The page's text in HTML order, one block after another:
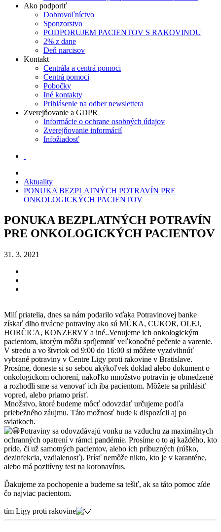
Ako podporiť
Dobrovoľníctvo
Sponzorstvo
PODPORUJEM PACIENTOV S RAKOVINOU
2% z dane
Deň narcisov
Kontakt
Centrála a centrá pomoci
Centrá pomoci
Pobočky
Iné kontakty
Prihlásenie na odber newslettera
Zverejňovanie a GDPR
Informácie o ochrane osobných údajov
Zverejňovanie informácií
Infožiadosť
Aktuality
PONUKA BEZPLATNÝCH POTRAVÍN PRE
ONKOLOGICKÝCH PACIENTOV
PONUKA BEZPLATNÝCH POTRAVÍN
PRE ONKOLOGICKÝCH PACIENTOV
31. 3. 2021
Milí priatelia, dnes sa nám podarilo vďaka Potravinovej banke
získať dlho trvácne potraviny ako sú MÚKA, CUKOR, OLEJ,
HORČICA, KONZERVY a iné..Venujeme ich onkologickým
pacientom, ktorým môžu spríjemniť veľkonočné pečenie a varenie.
V stredu a vo štvrtok od 9:00 do 16:00 si môžete vyzdvihnúť
vybrané potraviny v Centre Ligy proti rakovine v Bratislave.
Prosíme, doneste si so sebou akýkoľvek doklad alebo dokument o
onkologickom ochorení, nakoľko množstvo potravín je obmedzené
a rozhodli sme sa venovať ich iba pacientom. Môžete sa prihlásiť
vopred, alebo priamo prísť.
Množstvo, ktoré budeme môcť odovzdať určujeme podľa
priebežného záujmu. Táto možnosť bude k dispozícii aj po
sviatkoch.
Potraviny sa odovzdávajú vonku na vzduchu za maximálnych
ochranných opatrení v rámci pandémie. Prosíme o to aj každého, kto
príde, či už samotných pacientov, alebo ich príbuzných (rúško,
dezinfekcia, vzdialenosť). Prísť nemôže nikto, kto je v karanténe,
alebo má pozitívny test na koronavírus.
Ďakujeme za pochopenie a budeme sa tešiť, ak sa táto pomoc zíde
čo najviac pacientom.
tím Ligy proti rakovine